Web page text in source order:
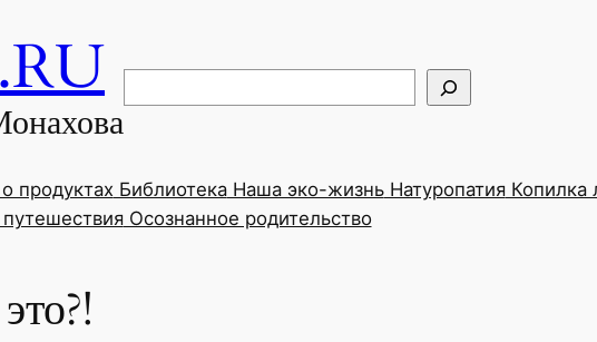
продуктах БиблиотекаНаша эко-жизньНатуропатияКопилка
Осознанное родительство